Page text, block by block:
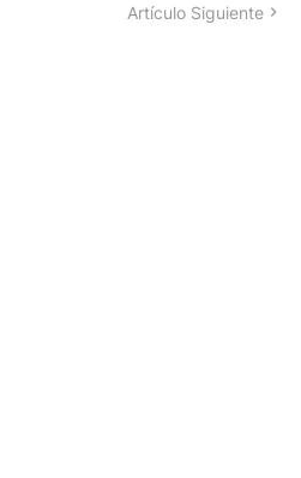
Artículo Siguiente